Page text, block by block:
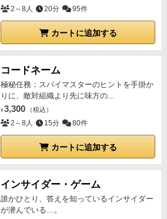
2～8人 20分 95件
カートに追加する
コードネーム
極秘任務：スパイマスターのヒントを手掛か
りに、敵対組織より先に味方の...
¥ 3,300 （税込）
2～8人 15分 80件
カートに追加する
インサイダー・ゲーム
誰かひとり、答えを知っているインサイダー
が潜んでいる…。